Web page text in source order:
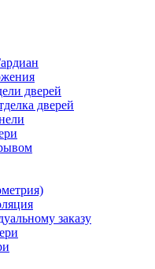
дверей
дверей
заказу